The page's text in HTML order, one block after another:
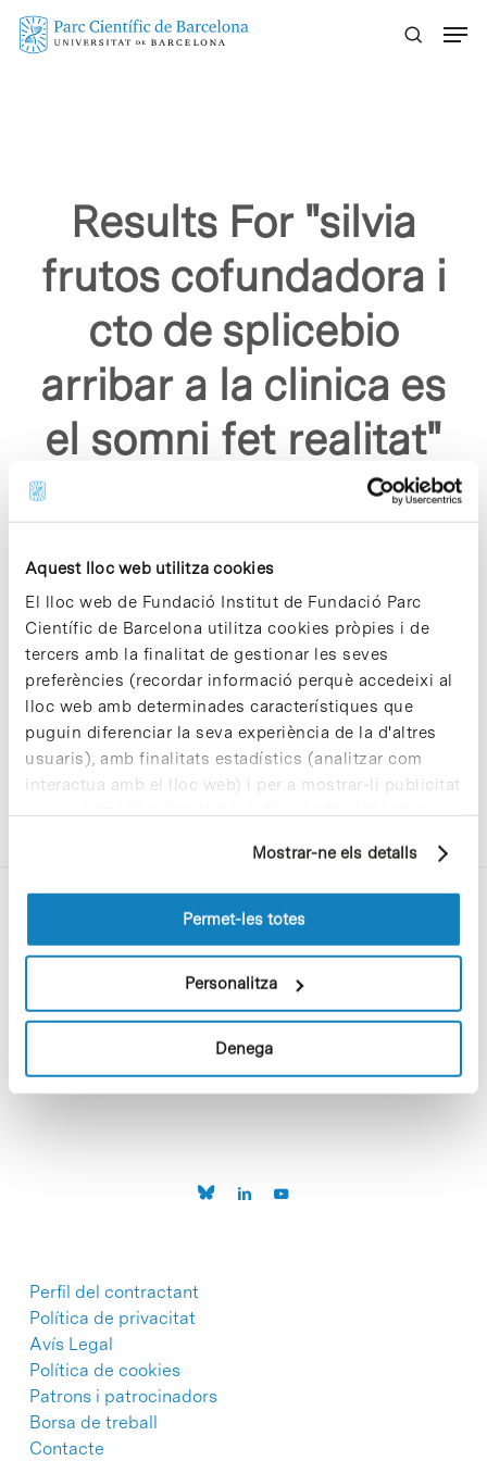
Aquest lloc web utilitza cookies
El lloc web de Fundació Institut de Fundació Parc
Científic de Barcelona utilitza cookies pròpies i de
tercers amb la finalitat de gestionar les seves
preferències (recordar informació perquè accedeixi al
lloc web amb determinades característiques que
puguin diferenciar la seva experiència de la d'altres
usuaris), amb finalitats estadístics (analitzar com
interactua amb el lloc web) i per a mostrar-li publicitat
personalitzada sobre la base d'un perfil elaborat a
pàgines visitades). Per a obtenir més informació sobre
les cookies pot consultar laPolítica de cookiesdel
Mostrar-ne els detalls
Permet-les totes
Personalitza
Denega
Skip
Results For "silvia
frutos cofundadora i
cto de splicebio
arribar a la clinica es
el somni fet realitat"
Sorry, no results were found.
Please try again with different keywords.
Perfil del contractant
Política de privacitat
Avís Legal
Política de cookies
Patrons i patrocinadors
Borsa de treball
Contacte